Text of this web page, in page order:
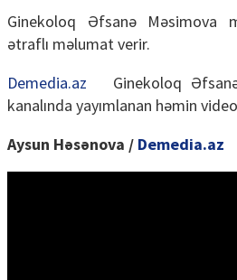
Ginekoloq Əfsanə Məsimova
ətraflı məlumat verir.
Demedia.az Ginekoloq Əfsanə
kanalında yayımlanan həmin
Aysun Həsənova / Demedia.az